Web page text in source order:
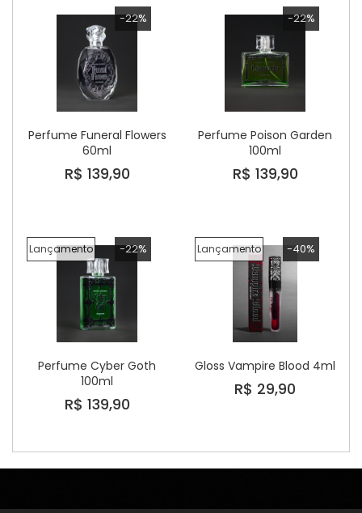
-22%
Perfume Funeral Flowers
60ml
R$ 139,90
-22%
Perfume Poison Garden
100ml
R$ 139,90
Lançamento -22%
Perfume Cyber Goth
100ml
R$ 139,90
Lançamento -40%
Gloss Vampire Blood 4ml
R$ 29,90